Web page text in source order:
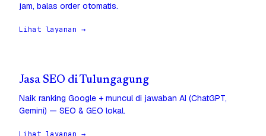
jam, balas order otomatis.
Lihat layanan →
Jasa SEO di Tulungagung
Naik ranking Google + muncul di jawaban AI (ChatGPT,
Gemini) — SEO & GEO lokal.